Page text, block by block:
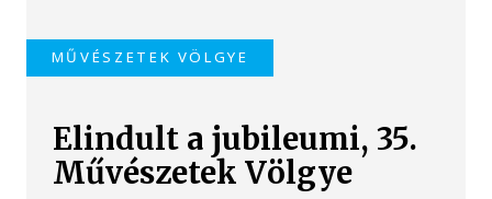
MŰVÉSZETEK VÖLGYE
Elindult a jubileumi, 35.
Művészetek Völgye